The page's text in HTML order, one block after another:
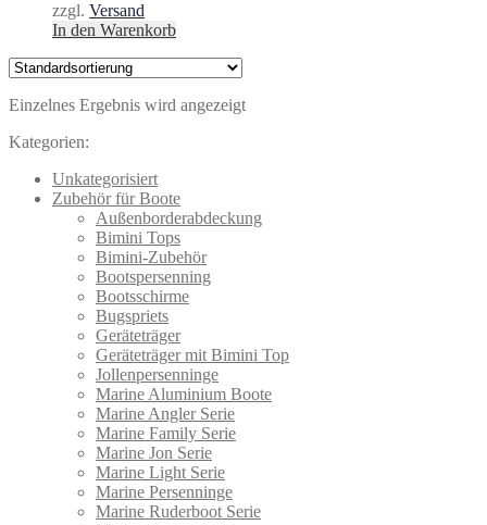
zzgl. Versand
In den Warenkorb
Einzelnes Ergebnis wird angezeigt
Kategorien:
Unkategorisiert
Zubehör für Boote
Außenborderabdeckung
Bimini Tops
Bimini-Zubehör
Bootspersenning
Bootsschirme
Bugspriets
Geräteträger
Geräteträger mit Bimini Top
Jollenpersenninge
Marine Aluminium Boote
Marine Angler Serie
Marine Family Serie
Marine Jon Serie
Marine Light Serie
Marine Persenninge
Marine Ruderboot Serie